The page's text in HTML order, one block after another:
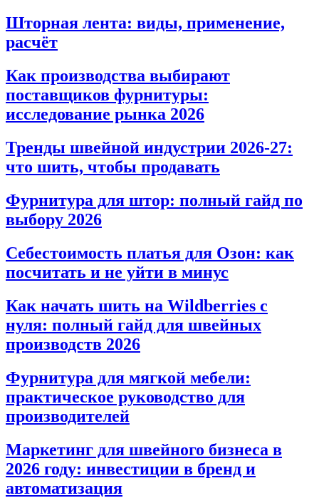
Шторная лента: виды, применение,
расчёт
Как производства выбирают
поставщиков фурнитуры:
исследование рынка 2026
Тренды швейной индустрии 2026-27:
что шить, чтобы продавать
Фурнитура для штор: полный гайд по
выбору 2026
Себестоимость платья для Озон: как
посчитать и не уйти в минус
Как начать шить на Wildberries с
нуля: полный гайд для швейных
производств 2026
Фурнитура для мягкой мебели:
практическое руководство для
производителей
Маркетинг для швейного бизнеса в
2026 году: инвестиции в бренд и
автоматизация